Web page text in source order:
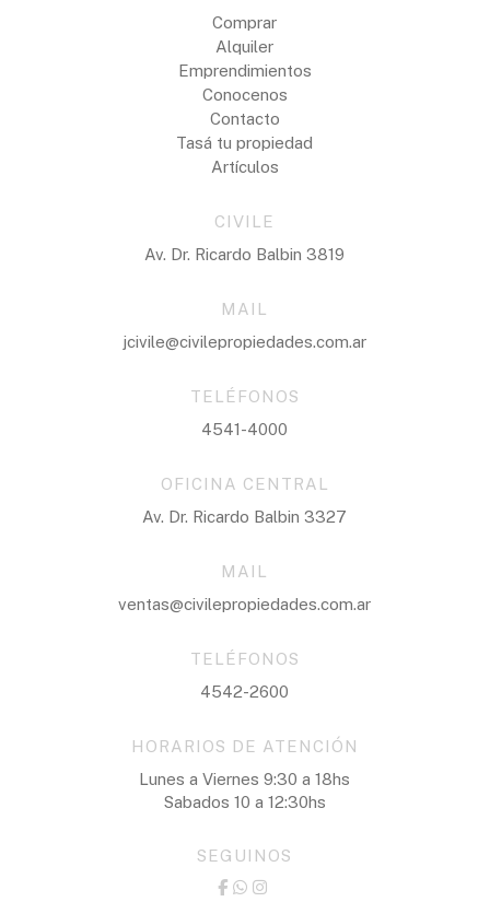
Comprar
Alquiler
Emprendimientos
Conocenos
Contacto
Tasá tu propiedad
Artículos
CIVILE
Av. Dr. Ricardo Balbin 3819
MAIL
jcivile@civilepropiedades.com.ar
TELÉFONOS
4541-4000
OFICINA CENTRAL
Av. Dr. Ricardo Balbin 3327
MAIL
ventas@civilepropiedades.com.ar
TELÉFONOS
4542-2600
HORARIOS DE ATENCIÓN
Lunes a Viernes 9:30 a 18hs
Sabados 10 a 12:30hs
SEGUINOS